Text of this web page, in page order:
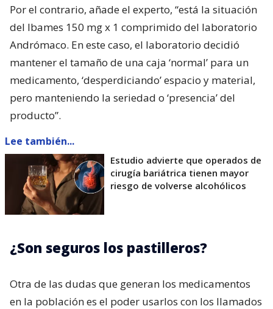
Por el contrario, añade el experto, “está la situación
del Ibames 150 mg x 1 comprimido del laboratorio
Andrómaco. En este caso, el laboratorio decidió
mantener el tamaño de una caja ‘normal’ para un
medicamento, ‘desperdiciando’ espacio y material,
pero manteniendo la seriedad o ‘presencia’ del
producto”.
Lee también...
Estudio advierte que operados de
cirugía bariátrica tienen mayor
riesgo de volverse alcohólicos
¿Son seguros los pastilleros?
Otra de las dudas que generan los medicamentos
en la población es el poder usarlos con los llamados